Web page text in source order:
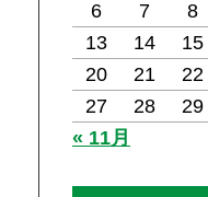
6 7 8
13
14 15
20
21 22
27
28 29
« 11月